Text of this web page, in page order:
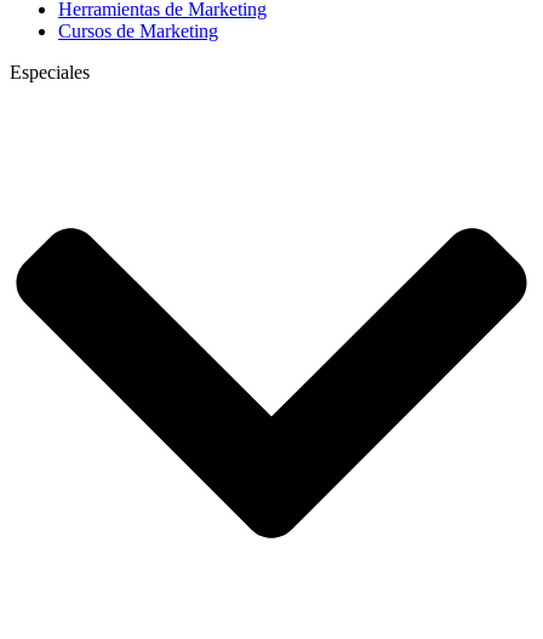
Herramientas de Marketing
Cursos de Marketing
Especiales